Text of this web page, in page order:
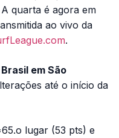
quarta é agora em
ao vivo da
.
em São
até o início da
lugar (53 pts) e